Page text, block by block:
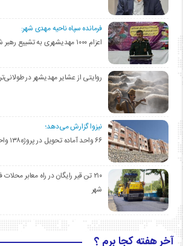
فرمانده سپاه ناحیه مهدی شهر:
اعزام ۱۰۰۰ مهدیشهری به تشییع رهبر شهید
روایتی از عشایر مهدیشهر در
نیزوا گزارش می‌دهد؛
۶۶ واحد آماده تحویل در پروژه۱۳۸ واحدی مهدیشهر
۲۱۰ تن قیر رایگان در راه معابر
شهر
آخر هفته کجا برم ؟